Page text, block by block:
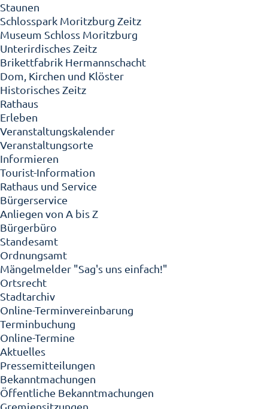
Staunen
Schlosspark Moritzburg Zeitz
Museum Schloss Moritzburg
Unterirdisches Zeitz
Brikettfabrik Hermannschacht
Dom, Kirchen und Klöster
Historisches Zeitz
Rathaus
Erleben
Veranstaltungskalender
Veranstaltungsorte
Informieren
Tourist-Information
Rathaus und Service
Bürgerservice
Anliegen von A bis Z
Bürgerbüro
Standesamt
Ordnungsamt
Mängelmelder "Sag's uns einfach!"
Ortsrecht
Stadtarchiv
Online-Terminvereinbarung
Terminbuchung
Online-Termine
Aktuelles
Pressemitteilungen
Bekanntmachungen
Öffentliche Bekanntmachungen
Gremiensitzungen